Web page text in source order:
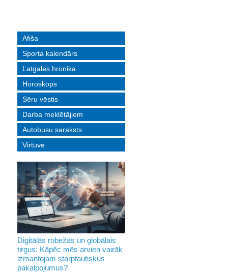
Afiša
Sporta kalendārs
Latgales hronika
Horoskops
Sēru vēstis
Darba meklētājiem
Autobusu saraksts
Virtuve
Digitālās robežas un globālais
tirgus: Kāpēc mēs arvien vairāk
izmantojam starptautiskus
pakalpojumus?